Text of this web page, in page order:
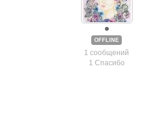
OFFLINE
1 сообщений
1 Спасибо